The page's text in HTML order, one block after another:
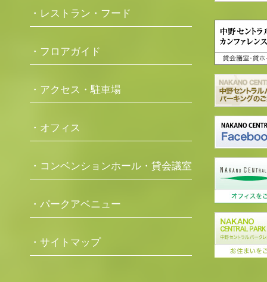
・レストラン・フード
・フロアガイド
・アクセス・駐車場
・オフィス
・コンベンションホール・貸会議室
・パークアベニュー
・サイトマップ